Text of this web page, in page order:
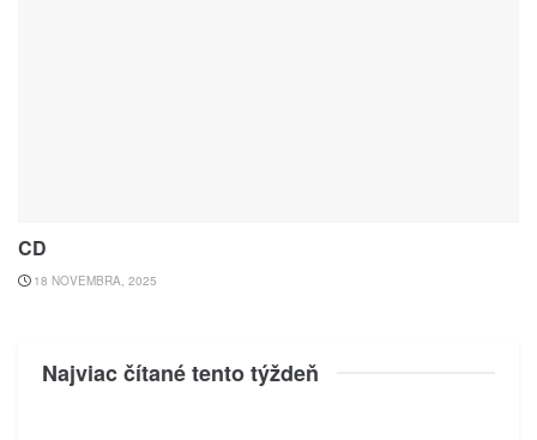
CD
18 NOVEMBRA, 2025
Najviac čítané tento týždeň